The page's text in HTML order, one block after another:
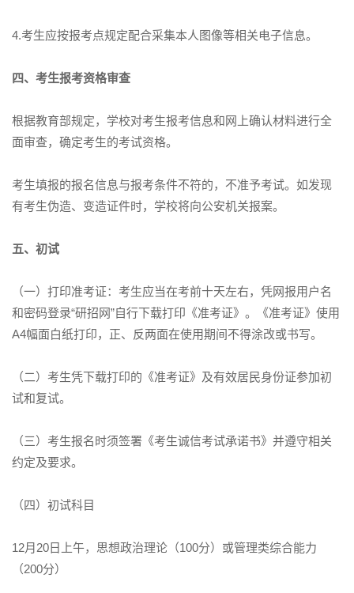
4.考生应按报考点规定配合采集本人图像等相关电子信息。
四、考生报考资格审查
根据教育部规定，学校对考生报考信息和网上确认材料进行全
面审查，确定考生的考试资格。
考生填报的报名信息与报考条件不符的，不准予考试。如发现
有考生伪造、变造证件时，学校将向公安机关报案。
五、初试
（一）打印准考证：考生应当在考前十天左右，凭网报用户名
和密码登录“研招网”自行下载打印《准考证》。《准考证》使用
A4幅面白纸打印，正、反两面在使用期间不得涂改或书写。
（二）考生凭下载打印的《准考证》及有效居民身份证参加初
试和复试。
（三）考生报名时须签署《考生诚信考试承诺书》并遵守相关
约定及要求。
（四）初试科目
12月20日上午，思想政治理论（100分）或管理类综合能力
（200分）